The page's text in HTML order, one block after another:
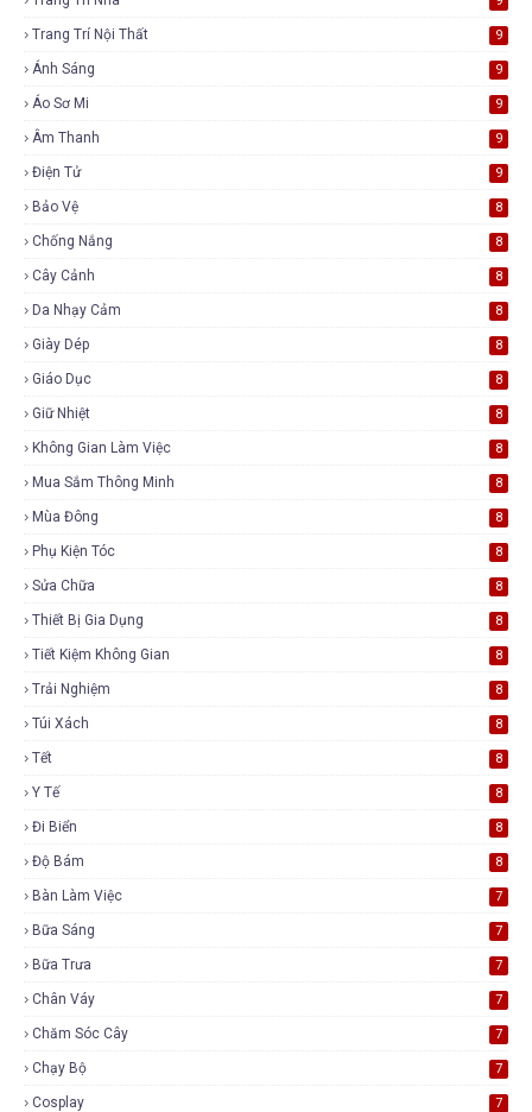
Trang Trí Nội Thất 9
Ánh Sáng 9
Áo Sơ Mi 9
Âm Thanh 9
Điện Tử 9
Bảo Vệ 8
Chống Nắng 8
Cây Cảnh 8
Da Nhạy Cảm 8
Giày Dép 8
Giáo Dục 8
Giữ Nhiệt 8
Không Gian Làm Việc 8
Mua Sắm Thông Minh 8
Mùa Đông 8
Phụ Kiện Tóc 8
Sửa Chữa 8
Thiết Bị Gia Dụng 8
Tiết Kiệm Không Gian 8
Trải Nghiệm 8
Túi Xách 8
Tết 8
Y Tế 8
Đi Biển 8
Độ Bám 8
Bàn Làm Việc 7
Bữa Sáng 7
Bữa Trưa 7
Chân Váy 7
Chăm Sóc Cây 7
Chạy Bộ 7
Cosplay 7